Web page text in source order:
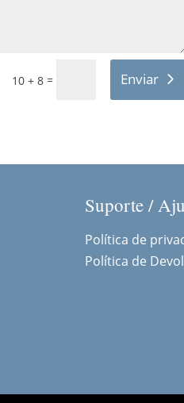
10 + 8= Enviar
Suporte /
Política de
Política de